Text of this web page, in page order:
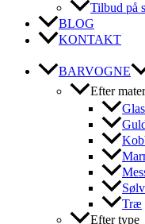
Tilbud på
BLOG
KONTAKT
BARVOGNE
Efter
Glas
Sølv
Træ
Efter type